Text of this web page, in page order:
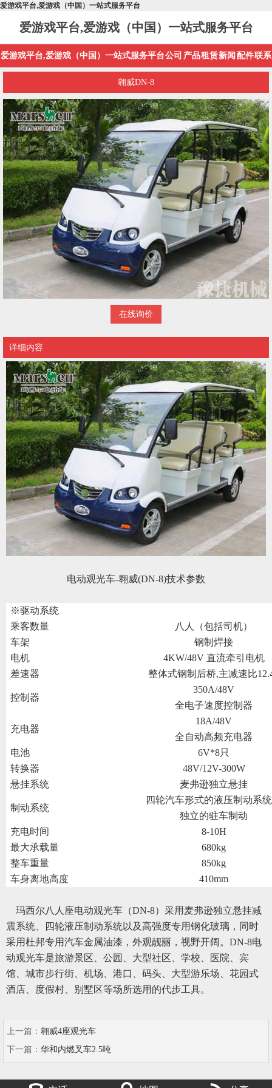
爱游戏平台,爱游戏（中国）一站式服务平台
爱游戏平台,爱游戏（中国）一站式服务平台
爱游戏平台,爱游戏（中国）一站式服务平台公司 产品租赁新闻 配件联系
翱威DN-8
在线询价
详细内容
电动观光车-翱威(DN-8)技术参数
※驱动系统
乘客数量
八人（包括司机）
车架
钢制焊接
电机
4KW/48V 直流牵引电机
差速器
整体式钢制后桥,主减速比
控制器
350A/48V
全电子速度控制器
充电器
18A/48V
全自动高频充电器
电池
6V*8只
转换器
48V/12V-300W
悬挂系统
麦弗逊独立悬挂
制动系统
四轮汽车形式的液压制动系
独立的驻车制动
充电时间
8-10H
最大承载量
680kg
整车重量
850kg
车身离地高度
410mm
玛西尔八人座电动观光车（DN-8）采用麦弗逊独立悬挂减
震系统、四轮液压制动系统以及高强度专用钢化玻璃，同时
采用杜邦专用汽车金属油漆，外观靓丽，视野开阔。DN-8电
动观光车是旅游景区、公园、大型社区、学校、医院、宾
馆、城市步行街、机场、港口、码头、大型游乐场、花园式
酒店、度假村、别墅区等场所选用的代步工具。
上一篇： 翱威4座观光车
下一篇： 华和内燃叉车2.5吨